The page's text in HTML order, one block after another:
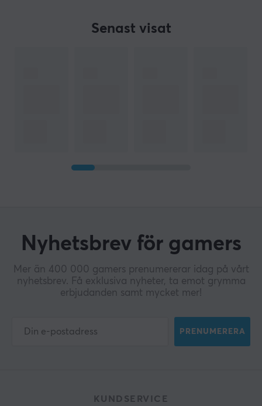
Senast visat
Nyhetsbrev för gamers
Mer än 400 000 gamers prenumererar idag på vårt
nyhetsbrev. Få exklusiva nyheter, ta emot grymma
erbjudanden samt mycket mer!
PRENUMERERA
KUNDSERVICE